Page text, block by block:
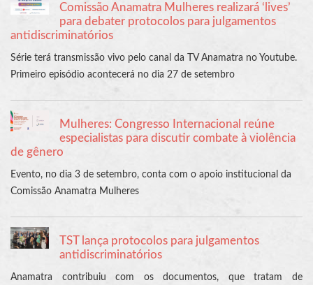
Comissão Anamatra Mulheres realizará ‘lives’
para debater protocolos para julgamentos
antidiscriminatórios
Série terá transmissão vivo pelo canal da TV Anamatra no Youtube.
Primeiro episódio acontecerá no dia 27 de setembro
Mulheres: Congresso Internacional reúne
especialistas para discutir combate à violência
de gênero
Evento, no dia 3 de setembro, conta com o apoio institucional da
Comissão Anamatra Mulheres
TST lança protocolos para julgamentos
antidiscriminatórios
Anamatra contribuiu com os documentos, que tratam de